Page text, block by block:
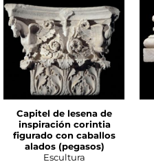
Capitel de lesena de
inspiración corintia
figurado con caballos
alados (pegasos)
Escultura